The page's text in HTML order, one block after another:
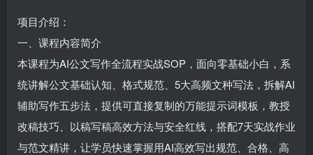
项目介绍：
一、课程内容简介
本课程为AI公文写作全流程实战SOP，面向零基础小白，系
统讲解公文基础认知、格式规范、5大高频文种写法，拆解AI
辅助写作五步法，提供可直接复制的万能提示词模板，教授
改稿技巧、以稿写稿高效方法与安全红线，搭配7天实战作业
与范文精讲，让学员快速掌握用AI高效写出规范、合格、高
用户名或邮箱
登录密码
记住登录
登录